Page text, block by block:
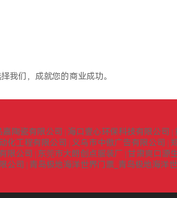
我们，成就您的商业成功。
陶瓷有限公司 海口壹心环保科技有限公司
化工程有限公司 义乌市中傲广告有限公司
限公司 东莞市大朗创点服装厂 甘肃爽口源
公司 青岛极地海洋世界门票_青岛极地海洋